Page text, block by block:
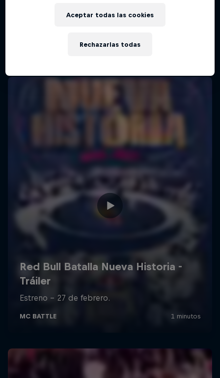
Rechazarlas todas
Aceptar todas las cookies